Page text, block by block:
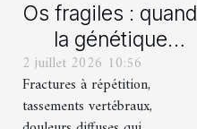
Os fragiles : quand
la génétique
rencontre notre
mode de vie
moderne
2 juillet 2026 10:56
Fractures à répétition,
tassements vertébraux,